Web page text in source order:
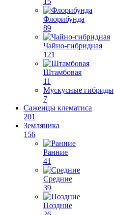
Флорибунда
89
Чайно-гибридная
121
Штамбовая
11
Мускусные гибриды
7
Саженцы клематиса
201
Земляника
156
Ранние
41
Средние
39
Поздние